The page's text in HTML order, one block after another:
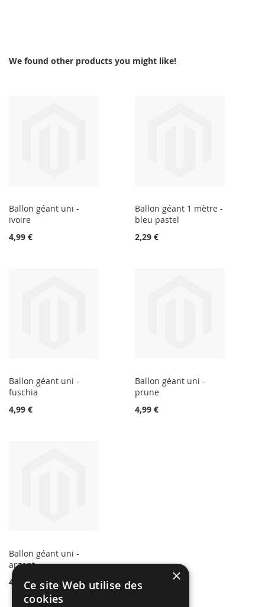
We found other products you might like!
Ballon géant uni -
ivoire
4,99 €
Ballon géant 1 mètre -
bleu pastel
2,29 €
Ballon géant uni -
fuschia
4,99 €
Ballon géant uni -
prune
4,99 €
Ballon géant uni -
argent
4,99 €
×
Ce site Web utilise des
cookies